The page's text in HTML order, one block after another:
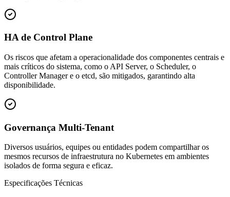
HA de Control Plane
Os riscos que afetam a operacionalidade dos componentes centrais e
mais críticos do sistema, como o API Server, o Scheduler, o
Controller Manager e o etcd, são mitigados, garantindo alta
disponibilidade.
Governança Multi-Tenant
Diversos usuários, equipes ou entidades podem compartilhar os
mesmos recursos de infraestrutura no Kubernetes em ambientes
isolados de forma segura e eficaz.
Especificações Técnicas